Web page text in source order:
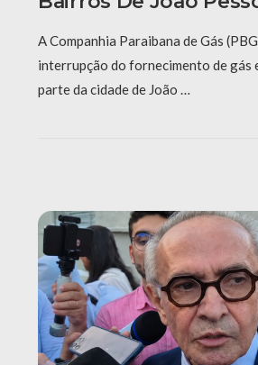
A Companhia Paraibana de Gás
interrupção do fornecimento de gás
parte da cidade de João …